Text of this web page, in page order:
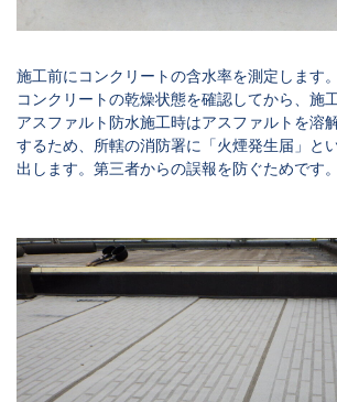
施工前にコンクリートの含水率を測定します。
コンクリートの乾燥状態を確認してから、施
アスファルト防水施工時はアスファルトを溶
するため、所轄の消防署に「火煙発生届」と
出します。第三者からの誤報を防ぐためです。